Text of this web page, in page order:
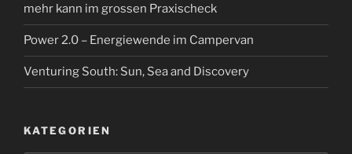
mehr kann im grossen Praxischeck
Power 2.0 – Energiewende im Campervan
Venturing South: Sun, Sea and Discovery
KATEGORIEN